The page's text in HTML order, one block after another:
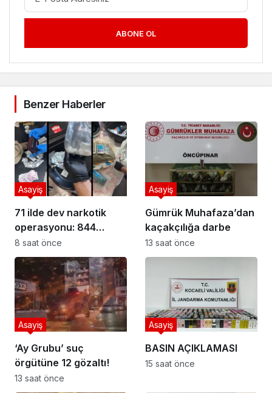
ABONE OL
Benzer Haberler
71 ilde dev narkotik
operasyonu: 844
tutuklama
Asayiş
8 saat önce
Gümrük Muhafaza’dan
kaçakçılığa darbe
Asayiş
13 saat önce
‘Ay Grubu’ suç
örgütüne 12 gözaltı!
Asayiş
13 saat önce
BASIN AÇIKLAMASI
Asayiş
15 saat önce